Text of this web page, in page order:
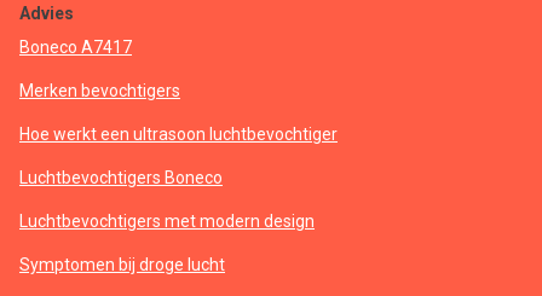
Advies
Boneco A7417
Merken bevochtigers
Hoe werkt een ultrasoon luchtbevochtiger
Luchtbevochtigers Boneco
Luchtbevochtigers met modern design
Symptomen bij droge lucht